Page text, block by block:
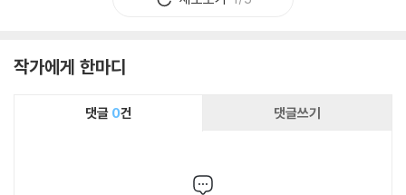
작가에게 한마디
댓글 0건 댓글쓰기